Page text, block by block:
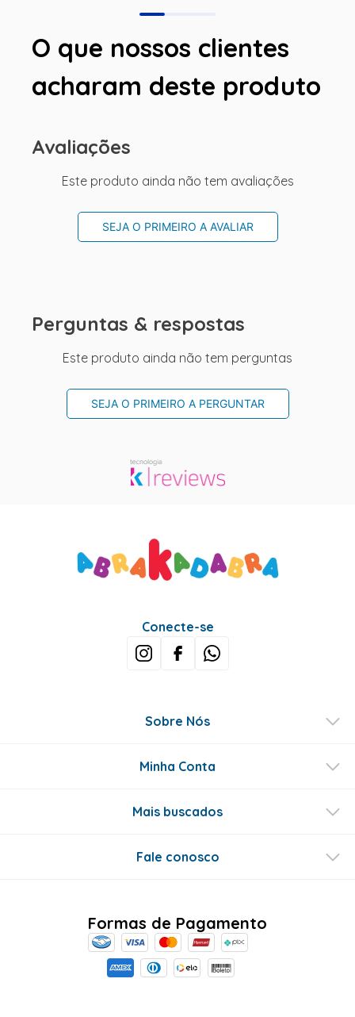
O que nossos clientes
acharam deste produto
Avaliações
Este produto ainda não tem avaliações
SEJA O PRIMEIRO A AVALIAR
Perguntas & respostas
Este produto ainda não tem perguntas
SEJA O PRIMEIRO A PERGUNTAR
Conecte-se
Sobre Nós
Minha Conta
Mais buscados
Fale conosco
Formas de Pagamento